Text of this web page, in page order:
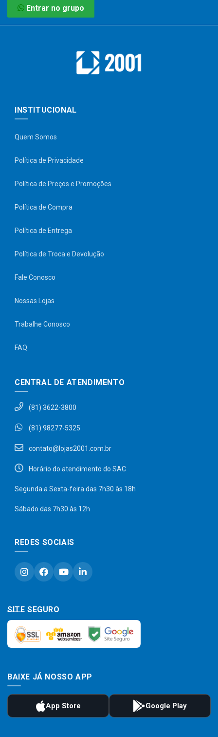
Entrar no grupo
INSTITUCIONAL
Quem Somos
Política de Privacidade
Política de Preços e Promoções
Política de Compra
Política de Entrega
Política de Troca e Devolução
Fale Conosco
Nossas Lojas
Trabalhe Conosco
FAQ
CENTRAL DE ATENDIMENTO
(81) 3622-3800
(81) 98277-5325
contato@lojas2001.com.br
Horário do atendimento do SAC
Segunda a Sexta-feira das 7h30 às 18h
Sábado das 7h30 às 12h
REDES SOCIAIS
SITE SEGURO
BAIXE JÁ NOSSO APP